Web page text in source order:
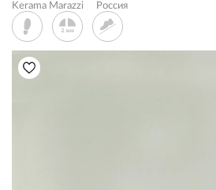
Kerama Marazzi Россия